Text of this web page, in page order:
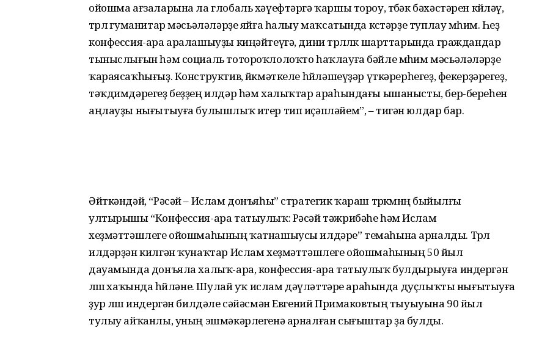
ойошма ағзаларына ла глобаль хәүефтәргә ҡаршы тороу, төбәк бәхәстәрен көйләү,
төрлө гуманитар мәсьәләләрҙе яйға һалыу маҡсатында көстәрҙе туплау мөһим. Һеҙ
конфессия-ара аралашыуҙы киңәйтеүгә, дини төрлөлөк шарттарында граждандар
тыныслығын һәм социаль тотороҡлолоҡто һаҡлауға бәйле мөһим мәсьәләләрҙе
ҡараясаҡ­һығыҙ. Конструктив, йөкмәткеле һөйләшеүҙәр үткәрерһегеҙ, фекерҙә­регеҙ,
тәҡдимдәрегеҙ беҙҙең илдәр һәм халыҡтар араһындағы ышанысты, бер-береһен
аңлауҙы нығытыуға булышлыҡ итер тип иҫәпләйем”, – тигән юлдар бар.
Әйткәндәй, “Рәсәй – Ислам донъя­һы” стратегик ҡараш төркөмөнөң быйылғы
ултырышы “Конфессия-ара татыулыҡ: Рәсәй тәжрибәһе һәм Ислам
хеҙмәттәшлеге ойошмаһының ҡатнашыусы илдәре” темаһына арналды. Төрлө
илдәрҙән килгән ҡу­наҡтар Ислам хеҙмәттәшлеге ойош­маһының 50 йыл
дауамында донъяла халыҡ-ара, конфессия-ара татыулыҡ булдырыуға индергән
өлөшө хаҡында һөйләне. Шулай уҡ ислам дәүләттәре араһында дуҫлыҡты нығытыуға
ҙур өлөш индергән билдәле сәйәсмән Евгений Примаковтың тыуыуына 90 йыл
тулыу айҡанлы, уның эшмәкәрлегенә арналған сығыштар ҙа булды.